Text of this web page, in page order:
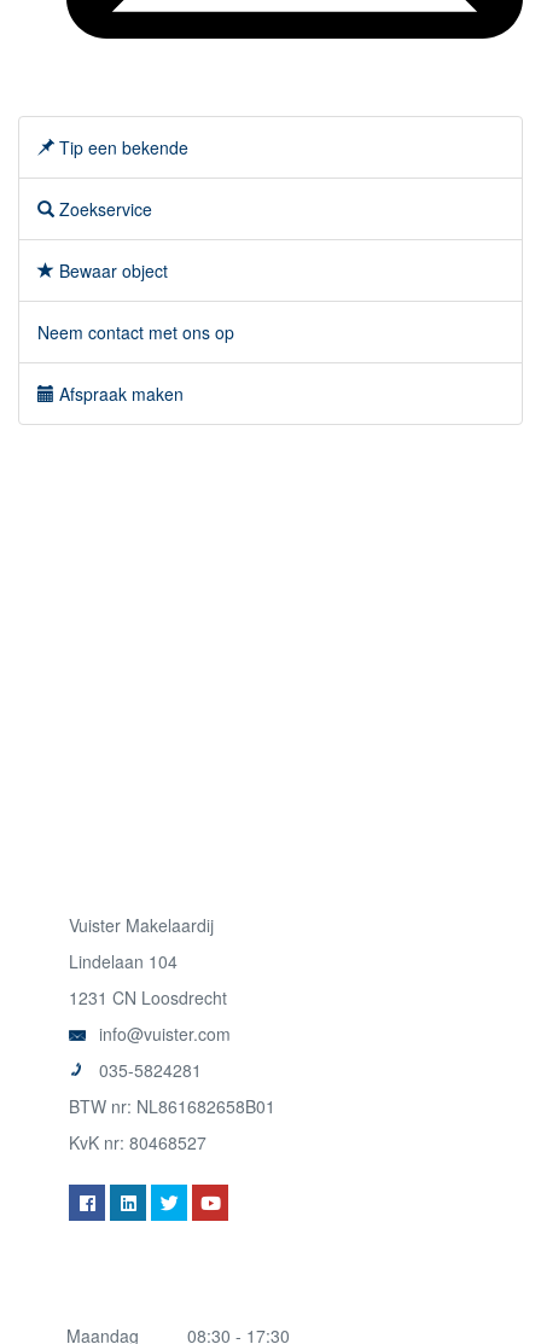
Tip een bekende
Zoekservice
Bewaar object
Neem contact met ons op
Afspraak maken
Vuister Makelaardij
Lindelaan 104
1231 CN Loosdrecht
info@vuister.com
035-5824281
BTW nr: NL861682658B01
KvK nr: 80468527
Maandag 08:30 - 17:30